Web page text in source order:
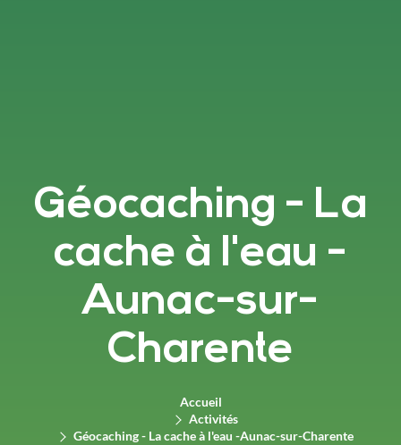
Géocaching - La
cache à l'eau -
Aunac-sur-
Charente
Accueil
Activités
Géocaching - La cache à l'eau -Aunac-sur-Charente